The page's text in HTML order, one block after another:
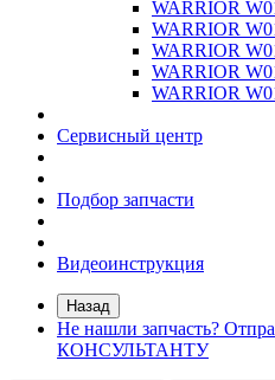
WARRIOR
WARRIOR
WARRIOR
WARRIOR
WARRIOR
Сервисный центр
Подбор запчасти
Видеоинструкция
Назад
Не нашли запчасть?
КОНСУЛЬТАНТУ